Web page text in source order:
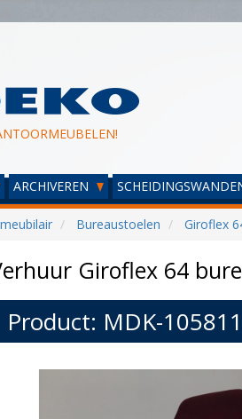
ARCHIVEREN
Bureaustoelen Giroflex
Giroflex 64
Product: MDK-105811